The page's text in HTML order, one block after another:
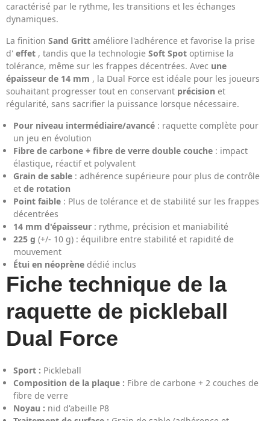
caractérisé par le rythme, les transitions et les échanges
dynamiques.
La finition Sand Gritt améliore l'adhérence et favorise la prise
d' effet , tandis que la technologie Soft Spot optimise la
tolérance, même sur les frappes décentrées. Avec une
épaisseur de 14 mm , la Dual Force est idéale pour les joueurs
souhaitant progresser tout en conservant précision et
régularité, sans sacrifier la puissance lorsque nécessaire.
Pour niveau intermédiaire/avancé : raquette complète pour
un jeu en évolution
Fibre de carbone + fibre de verre double couche : impact
élastique, réactif et polyvalent
Grain de sable : adhérence supérieure pour plus de contrôle
et de rotation
Point faible : Plus de tolérance et de stabilité sur les frappes
décentrées
14 mm d'épaisseur : rythme, précision et maniabilité
225 g (+/- 10 g) : équilibre entre stabilité et rapidité de
mouvement
Étui en néoprène dédié inclus
Fiche technique de la
raquette de pickleball
Dual Force
Sport : Pickleball
Composition de la plaque : Fibre de carbone + 2 couches de
fibre de verre
Noyau : nid d'abeille P8